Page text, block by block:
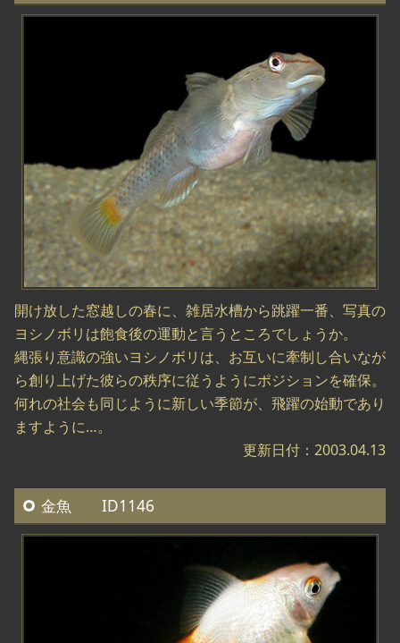
開け放した窓越しの春に、雑居水槽から跳躍一番、写真の
ヨシノボリは飽食後の運動と言うところでしょうか。
縄張り意識の強いヨシノボリは、お互いに牽制し合いなが
ら創り上げた彼らの秩序に従うようにポジションを確保。
何れの社会も同じように新しい季節が、飛躍の始動であり
ますように…。
更新日付：2003.04.13
金魚 ID1146